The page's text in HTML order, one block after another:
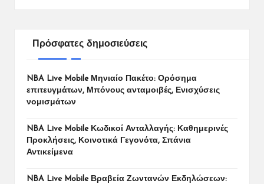
Πρόσφατες δημοσιεύσεις
NBA Live Mobile Μηνιαίο Πακέτο: Ορόσημα
επιτευγμάτων, Μπόνους ανταμοιβές, Ενισχύσεις
νομισμάτων
NBA Live Mobile Κωδικοί Ανταλλαγής: Καθημερινές
Προκλήσεις, Κοινοτικά Γεγονότα, Σπάνια
Αντικείμενα
NBA Live Mobile Βραβεία Ζωντανών Εκδηλώσεων: